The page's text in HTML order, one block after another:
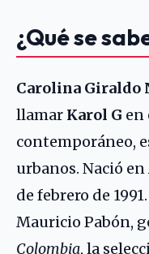
¿Qué se
Carolina Giraldo
llamar Karol G en
contemporáneo,
urbanos. Nació
de febrero de
Mauricio Pabón,
Colombia, la